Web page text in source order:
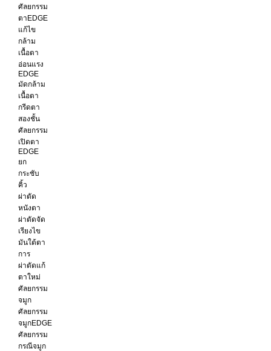
ศัลยกรรม
ตาEDGE
แก้ไข
กล้าม
เนื้อตา
อ่อนแรง
EDGE
มัดกล้าม
เนื้อตา
กรีดตา
สองชั้น
ศัลยกรรม
เปิดตา
EDGE
ยก
กระชับ
คิ้ว
ผ่าตัด
หนังตา
ผ่าตัดจัด
เรียงไข
มันใต้ตา
การ
ผ่าตัดแก้
ตาใหม่
ศัลยกรรม
จมูก
ศัลยกรรม
จมูกEDGE
ศัลยกรรม
กรณีจมูก